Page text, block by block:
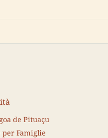
de Pituaçu
per Famiglie